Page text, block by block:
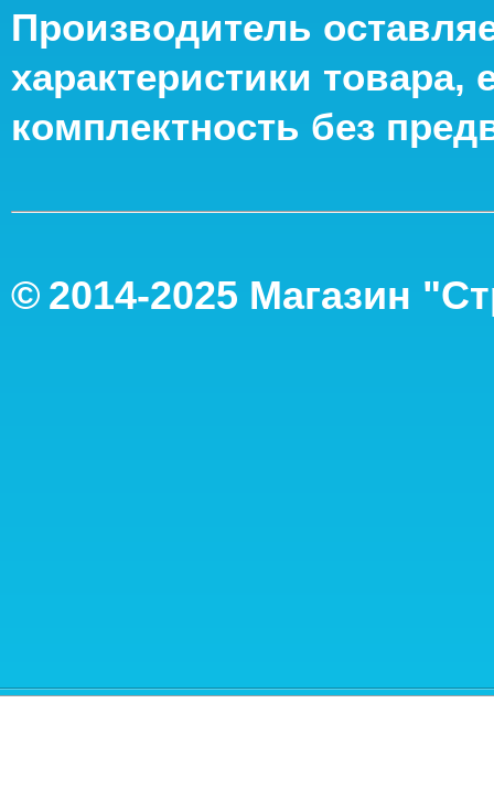
Производитель
характеристики
комплектность без
© 2014-2025 Магазин